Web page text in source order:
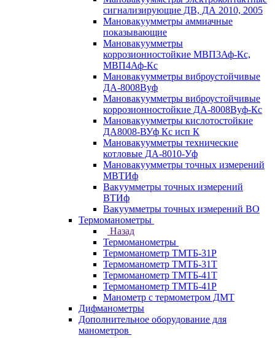
сигнализирующие ДВ, ДА 2010, 2005
Мановакуумметры аммиачные
показывающие
Мановакуумметры
коррозионностойкие МВП3Аф-Кс,
МВП4Аф-Кс
Мановакуумметры виброустойчивые
ДА-8008Вуф
Мановакуумметры виброустойчивые
коррозионностойкие ДА-8008Вуф-Кс
Мановакуумметры кислотостойкие
ДА8008-ВУф Кс исп К
Мановакуумметры технические
котловые ДА-8010-Уф
Мановакуумметры точных измерений
МВТИф
Вакуумметры точных измерений
ВТИф
Вакуумметры точных измерений ВО
Термоманометры
Назад
Термоманометры
Термоманометр ТМТБ-31Р
Термоманометр ТМТБ-31Т
Термоманометр ТМТБ-41Т
Термоманометр ТМТБ-41Р
Манометр с термометром ДМТ
Дифманометры
Дополнительное оборудование для
манометров